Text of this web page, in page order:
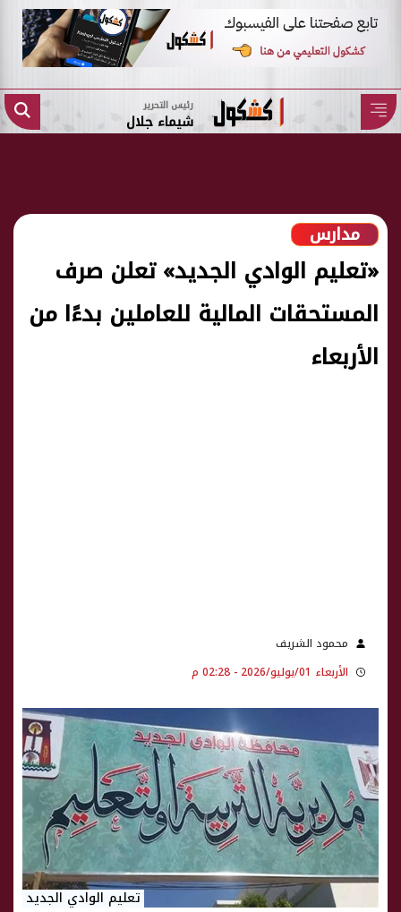
رئيس التحرير
شيماء جلال
مدارس
«تعليم الوادي الجديد» تعلن صرف
المستحقات المالية للعاملين بدءًا من
الأربعاء
محمود الشريف
الأربعاء 01/يوليو/2026 - 02:28 م
تعليم الوادي الجديد